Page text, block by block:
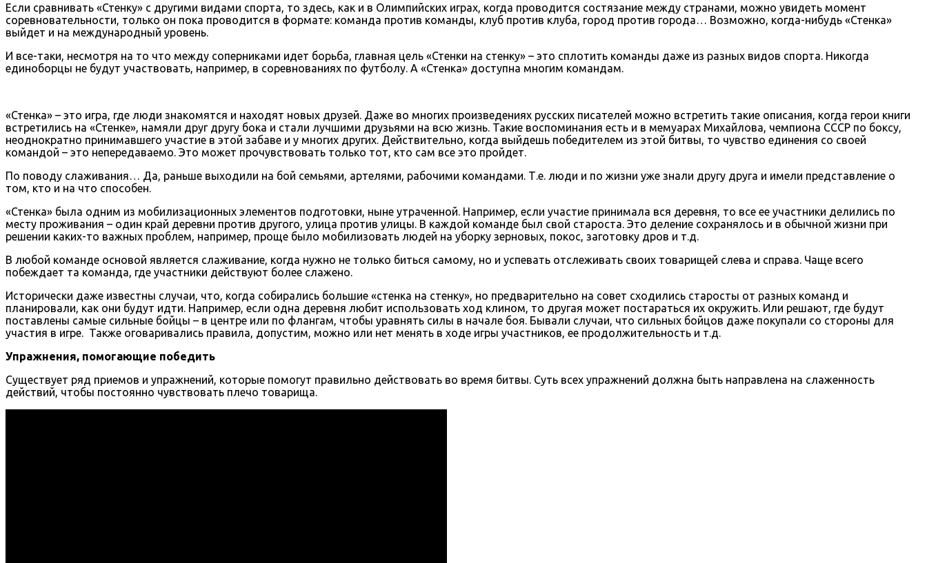
Если сравнивать «Стенку» с другими видами спорта, то здесь, как и в Олимпийских играх, когда проводится состязание между странами, можно увидеть момент
соревновательности, только он пока проводится в формате: команда против команды, клуб против клуба, город против города… Возможно, когда-нибудь «Стенка»
выйдет и на международный уровень.
И все-таки, несмотря на то что между соперниками идет борьба, главная цель «Стенки на стенку» – это сплотить команды даже из разных видов спорта. Никогда
единоборцы не будут участвовать, например, в соревнованиях по футболу. А «Стенка» доступна многим командам.
«Стенка» – это игра, где люди знакомятся и находят новых друзей. Даже во многих произведениях русских писателей можно встретить такие описания, когда герои книги
встретились на «Стенке», намяли друг другу бока и стали лучшими друзьями на всю жизнь. Такие воспоминания есть и в мемуарах Михайлова, чемпиона СССР по боксу,
неоднократно принимавшего участие в этой забаве и у многих других. Действительно, когда выйдешь победителем из этой битвы, то чувство единения со своей
командой – это непередаваемо. Это может прочувствовать только тот, кто сам все это пройдет.
По поводу слаживания… Да, раньше выходили на бой семьями, артелями, рабочими командами. Т.е. люди и по жизни уже знали другу друга и имели представление о
том, кто и на что способен.
«Стенка» была одним из мобилизационных элементов подготовки, ныне утраченной. Например, если участие принимала вся деревня, то все ее участники делились по
месту проживания – один край деревни против другого, улица против улицы. В каждой команде был свой староста. Это деление сохранялось и в обычной жизни при
решении каких-то важных проблем, например, проще было мобилизовать людей на уборку зерновых, покос, заготовку дров и т.д.
В любой команде основой является слаживание, когда нужно не только биться самому, но и успевать отслеживать своих товарищей слева и справа. Чаще всего
побеждает та команда, где участники действуют более слажено.
Исторически даже известны случаи, что, когда собирались большие «стенка на стенку», но предварительно на совет сходились старосты от разных команд и
планировали, как они будут идти. Например, если одна деревня любит использовать ход клином, то другая может постараться их окружить. Или решают, где будут
поставлены самые сильные бойцы – в центре или по флангам, чтобы уравнять силы в начале боя. Бывали случаи, что сильных бойцов даже покупали со стороны для
участия в игре. Также оговаривались правила, допустим, можно или нет менять в ходе игры участников, ее продолжительность и т.д.
Упражнения, помогающие победить
Существует ряд приемов и упражнений, которые помогут правильно действовать во время битвы. Суть всех упражнений должна быть направлена на слаженность
действий, чтобы постоянно чувствовать плечо товарища.